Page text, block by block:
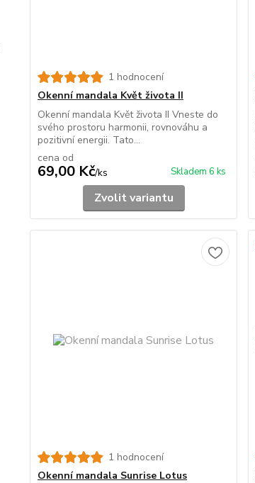
1 hodnocení
Okenní mandala Květ života II
Okenní mandala Květ života II Vneste do
svého prostoru harmonii, rovnováhu a
pozitivní energii. Tato...
cena od
69,00 Kč/ks Skladem 6 ks
Zvolit variantu
1 hodnocení
Okenní mandala Sunrise Lotus